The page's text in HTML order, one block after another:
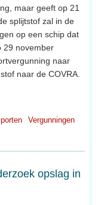
maar geeft op 21
splijtstof zal in de
op een schip dat
29 november
naar
naar de COVRA.
Vergunningen
opslag in